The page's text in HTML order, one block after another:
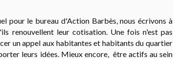
pour le bureau d'Action Barbès, nous écrivons à
renouvellent leur cotisation. Une fois n'est pas
un appel aux habitantes et habitants du quartier
leurs idées. Mieux encore, être actifs au sein